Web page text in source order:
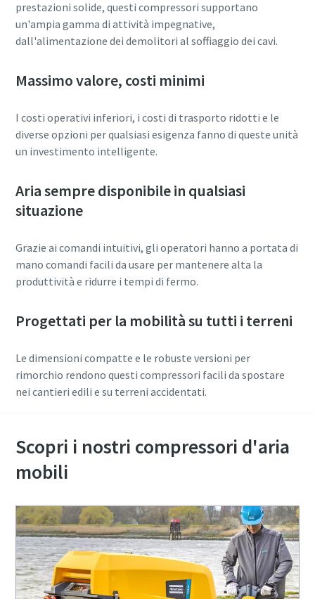
prestazioni solide, questi compressori supportano
un'ampia gamma di attività impegnative,
dall'alimentazione dei demolitori al soffiaggio dei cavi.
Massimo valore, costi minimi
I costi operativi inferiori, i costi di trasporto ridotti e le
diverse opzioni per qualsiasi esigenza fanno di queste unità
un investimento intelligente.
Aria sempre disponibile in qualsiasi
situazione
Grazie ai comandi intuitivi, gli operatori hanno a portata di
mano comandi facili da usare per mantenere alta la
produttività e ridurre i tempi di fermo.
Progettati per la mobilità su tutti i terreni
Le dimensioni compatte e le robuste versioni per
rimorchio rendono questi compressori facili da spostare
nei cantieri edili e su terreni accidentati.
Scopri i nostri compressori d'aria
mobili